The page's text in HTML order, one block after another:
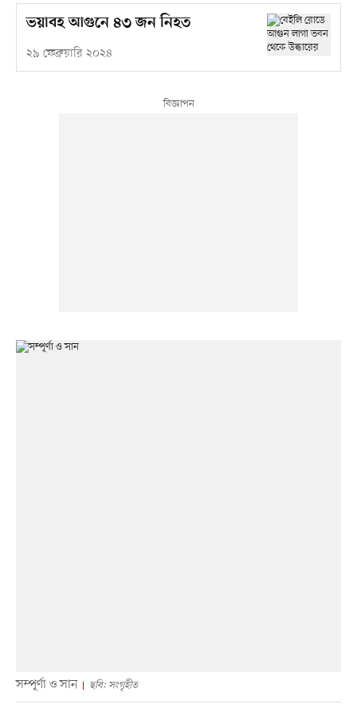
ভয়াবহ আগুনে ৪৩ জন নিহত
২৯ ফেব্রুয়ারি ২০২৪
সম্পূর্ণা ও সান ছবি: সংগৃহীত